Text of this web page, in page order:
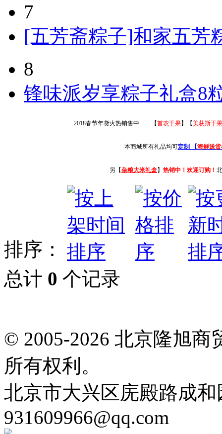
7
[五芳斋粽子]和家五芳
8
锋味派岁享粽子礼盒8
2018春节年货火热销售中……【首农干果】【美荻斯干果
本商城所有礼品均可定制 【海鲜送货
另【杂粮大米礼盒】 热销中！欢迎订购！
排序：
总计 0 个记录
© 2005-2026 北京隆旭
所有权利。
北京市大兴区庑殿路成和
931609966@qq.com